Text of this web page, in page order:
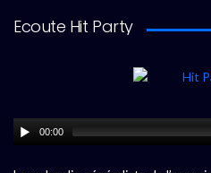
Ecoute Hit Party
00:00